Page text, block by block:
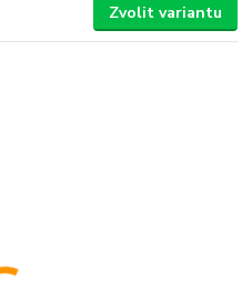
Zvolit variantu